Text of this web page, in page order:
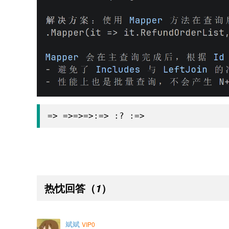
=> =>=>=>:=> :? :=>
热忱回答 （1）
斌斌 VIP0